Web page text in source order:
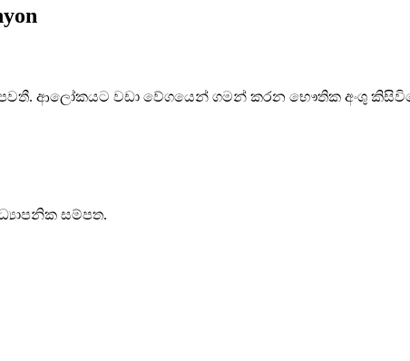
ආලෝකයට වඩා වේගයෙන් ගමන් කරන භෞතික අංශු
සම්පත.